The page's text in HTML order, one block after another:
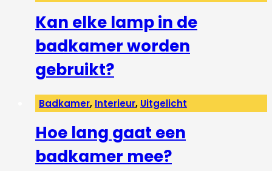
Kan elke lamp in de
badkamer worden
gebruikt?
Badkamer, Interieur, Uitgelicht
Hoe lang gaat een
badkamer mee?